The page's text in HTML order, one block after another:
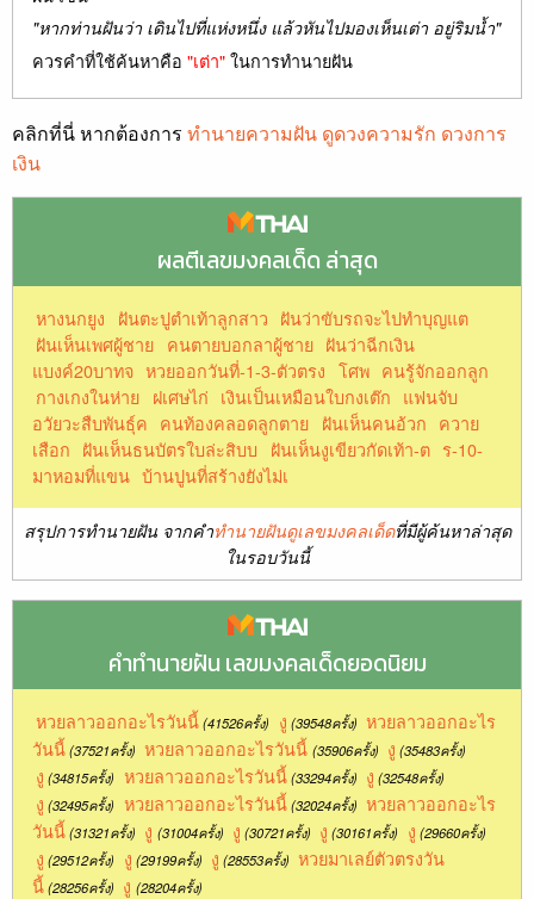
"หากท่านฝันว่า เดินไปที่แห่งหนึ่ง แล้วหันไปมองเห็นเต่า อยู่ริมน้ำ"
ควรคำที่ใช้ค้นหาคือ "เต่า"ในการทำนายฝัน
คลิกที่นี่ หากต้องการ ทำนายความฝัน ดูดวงความรัก ดวงการ
เงิน
ผลตีเลขมงคลเด็ด ล่าสุด
หางนกยูง ฝันตะปูตำเท้าลูกสาว ฝันว่าขับรถจะไปทำบุญแต
ฝันเห็นเพศผู้ชาย คนตายบอกลาผู้ชาย ฝันว่าฉีกเงิน
แบงค์20บาทจ หวยออกวันที่-1-3-ตัวตรง โศพ คนรู้จักออกลูก
กางเกงในห่าย ฝเศษไก่ เงินเป็นเหมือนใบกงเต๊ก แฟนจับ
อวัยวะสืบพันธุ์ค คนท้องคลอดลูกตาย ฝันเห็นคนอ้วก ควาย
เสือก ฝันเห็นธนบัตรใบล่ะสิบบ ฝันเห็นงูเขียวกัดเท้า-ต ร-10-
มาหอมที่แขน บ้านปูนที่สร้างยังไม่เ
สรุปการทำนายฝัน จากคำทำนายฝันดูเลขมงคลเด็ดที่มีผู้ค้นหาล่าสุด
ในรอบวันนี้
คำทำนายฝัน เลขมงคลเด็ดยอดนิยม
หวยลาวออกอะไรวันนี้ (41526ครั้ง) งู (39548ครั้ง) หวยลาวออกอะไร
วันนี้(37521ครั้ง) หวยลาวออกอะไรวันนี้ (35906ครั้ง) งู (35483ครั้ง)
งู (34815ครั้ง) หวยลาวออกอะไรวันนี้ (33294ครั้ง) งู (32548ครั้ง)
งู (32495ครั้ง) หวยลาวออกอะไรวันนี้ (32024ครั้ง) หวยลาวออกอะไร
วันนี้(31321ครั้ง) งู (31004ครั้ง) งู (30721ครั้ง) งู (30161ครั้ง) งู (29660ครั้ง)
งู (29512ครั้ง) งู (29199ครั้ง) งู (28553ครั้ง) หวยมาเลย์ตัวตรงวัน
นี้(28256ครั้ง) งู (28204ครั้ง)